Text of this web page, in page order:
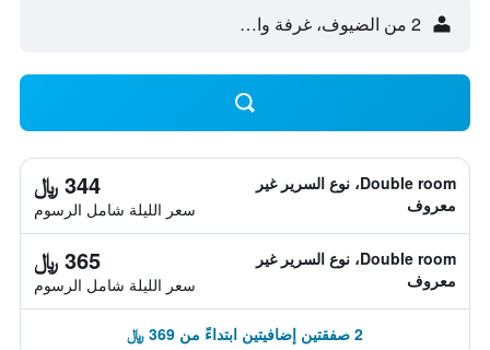
2 من الضيوف، غرفة واحدة
Double room، نوع السرير غير
معروف
344 ﷼
سعر الليلة شامل الرسوم
Double room، نوع السرير غير
معروف
365 ﷼
سعر الليلة شامل الرسوم
2 صفقتين إضافيتين ابتداءً من 369 ﷼